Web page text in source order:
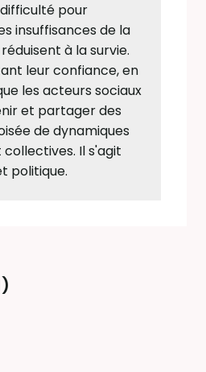
pour
insuffisances de la
à la survie.
leur confiance, en
les acteurs sociaux
et partager des
de dynamiques
collectives. Il s'agit
politique.